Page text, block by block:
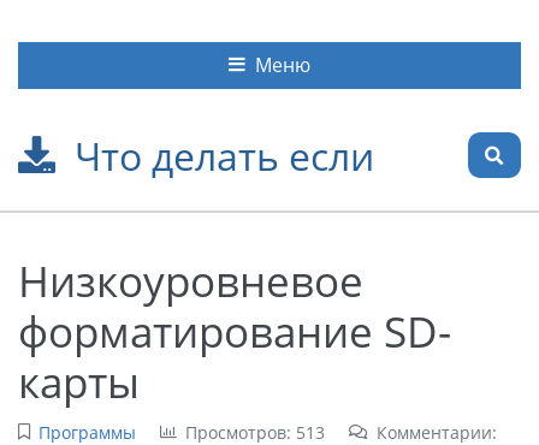
Что делать если
Меню
Низкоуровневое
форматирование SD-
карты
Программы Просмотров: 513
Комментарии: